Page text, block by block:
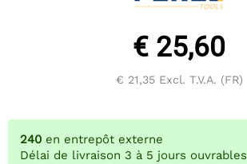
€ 25,60
€ 21,35Excl. T.V.A. (FR)
240 en entrepôt externe
Délai de livraison 3 à 5 jours ouvrables